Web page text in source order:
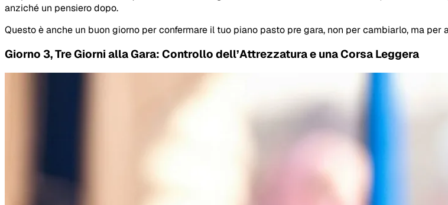
anziché un pensiero dopo.
Questo è anche un buon giorno per confermare il tuo piano pasto pre gara, non per cambiarlo, ma
Giorno 3, Tre Giorni alla Gara: Controllo dell’Attrezzatura e una Corsa Leggera